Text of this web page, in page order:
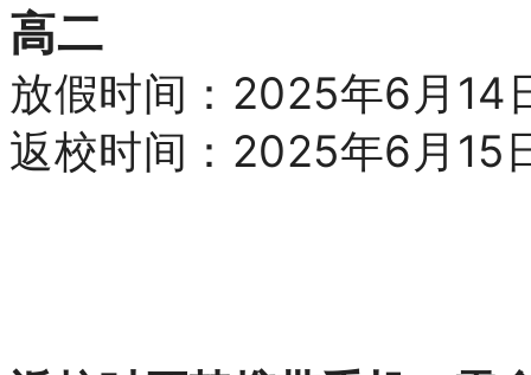
高二
放假时间： 2025年6月14
返校时间： 2025年6月15